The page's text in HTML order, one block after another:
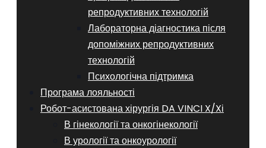
репродуктивних технологій
​​Лабораторна діагностика після
допоміжних репродуктивних
технологій
​​Психологічна підтримка
Програма лояльності
Робот-асистована хірургія DA VINCI X/Xі
В гінекології та онкогінекології
В урології та онкоурології